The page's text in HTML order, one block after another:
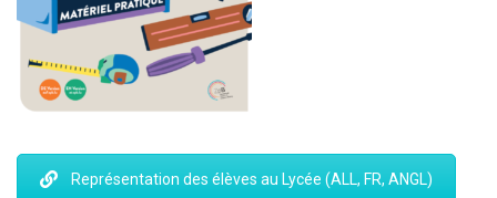
Représentation des élèves au Lycée (ALL, FR, ANGL)